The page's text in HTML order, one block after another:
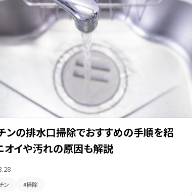
ンの排水口掃除でおすすめの手順を紹
オイや汚れの原因も解説
ン #掃除